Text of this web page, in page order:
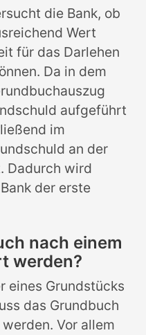
die Bank, ob
Wert
für das Darlehen
Da in dem
aufgeführt
im
an der
Dadurch wird
der erste
nach einem
werden?
eines Grundstücks
das Grundbuch
Vor allem